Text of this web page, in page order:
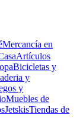
Mercancía en
Artículos
Bicicletas y
y
y
Muebles de
JetskisTiendas de